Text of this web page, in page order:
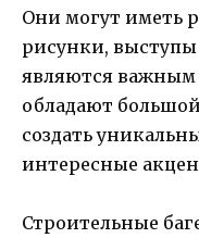
Они могут иметь
рисунки,
являются важным
обладают
создать
интересные
Строительные